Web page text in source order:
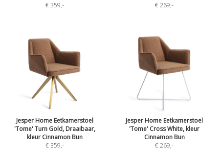
€ 359,-
€ 269,-
Jesper Home Eetkamerstoel
'Tome' Turn Gold, Draaibaar,
kleur Cinnamon Bun
€ 359,-
Jesper Home Eetkamerstoel
'Tome' Cross White, kleur
Cinnamon Bun
€ 269,-